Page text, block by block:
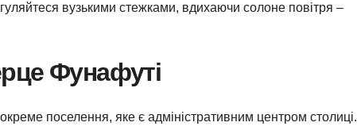
вузькими стежками, вдихаючи солоне повітря –
Фунафуті
поселення, яке є адміністративним центром столиці.